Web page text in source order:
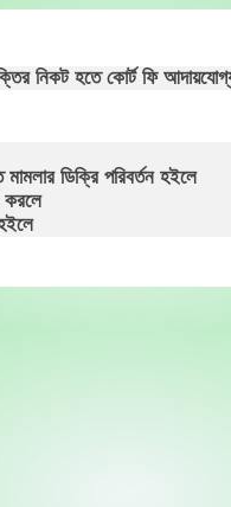
নিকট হতে কোর্ট ফি
ডিক্রি পরিবর্তন হইলে
করলে